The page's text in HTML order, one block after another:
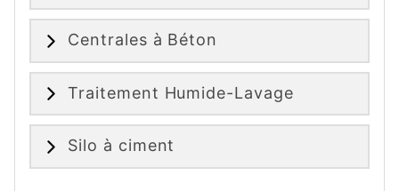
Centrales à Béton
Traitement Humide-Lavage
Silo à ciment